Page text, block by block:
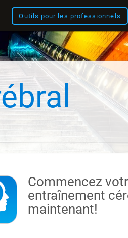
Outils pour les professionnels
Commencez
entraînement
maintenant!